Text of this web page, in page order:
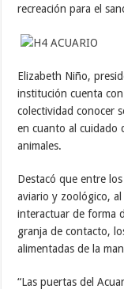
recreación para el
Elizabeth Niño,
institución cuenta
colectividad conocer
en cuanto al cuidado
animales.
Destacó que entre
aviario y zoológico,
interactuar de forma
granja de contacto,
alimentadas de la
“Las puertas del